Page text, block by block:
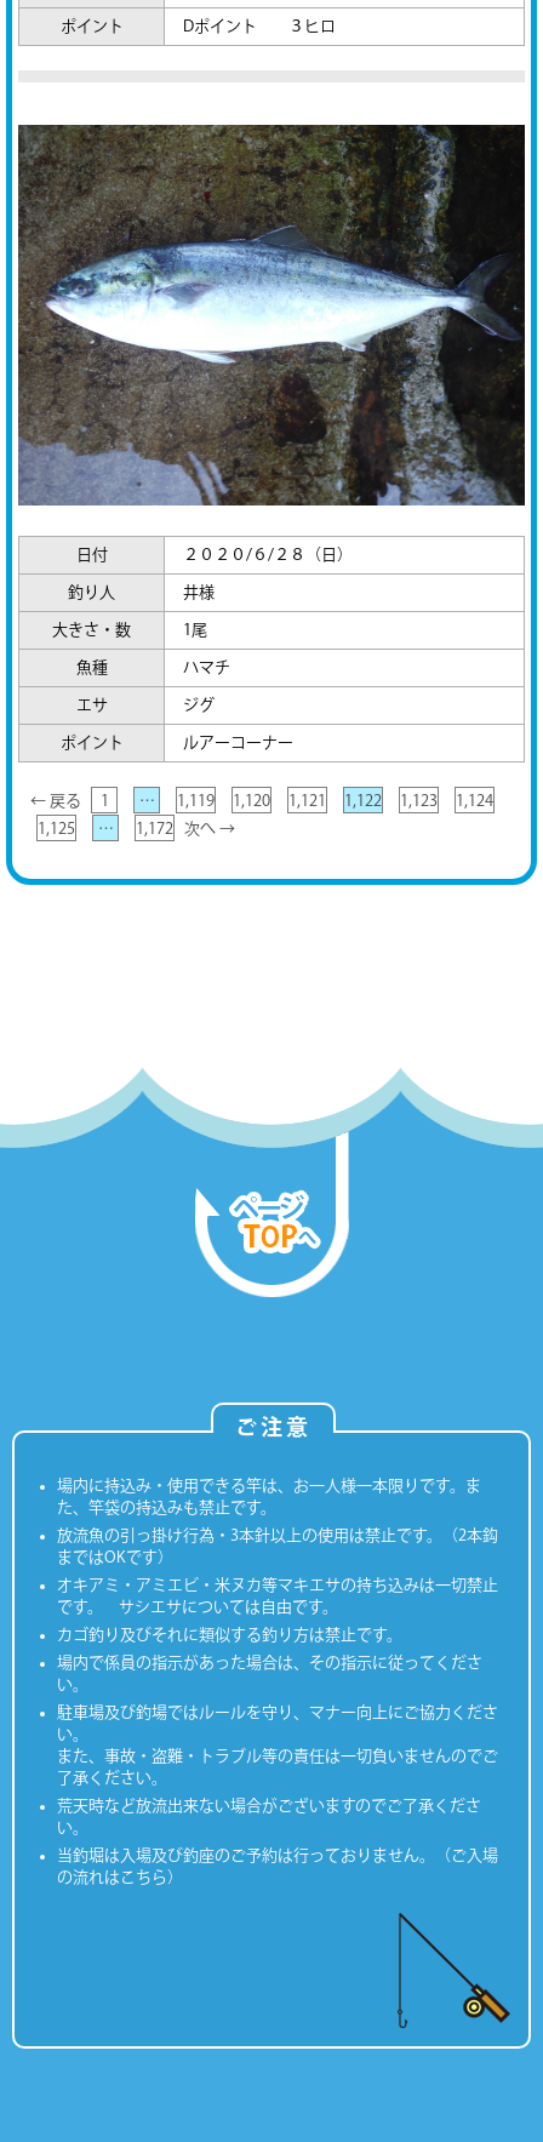
ポイント Dポイント ３ヒロ
日付 ２０２０/６/２８（日）
釣り人 井様
大きさ・数 1尾
魚種 ハマチ
エサ ジグ
ポイント ルアーコーナー
← 戻る 1 … 1,119 1,120 1,121 1,122 1,123
1,124
1,125
… 1,172 次へ →
ご注意
場内に持込み・使用できる竿は、お一人様一本限りです。ま
た、竿袋の持込みも禁止です。
放流魚の引っ掛け行為・3本針以上の使用は禁止です。（2本鈎
まではOKです）
オキアミ・アミエビ・米ヌカ等マキエサの持ち込みは一切禁止
です。 サシエサについては自由です。
カゴ釣り及びそれに類似する釣り方は禁止です。
場内で係員の指示があった場合は、その指示に従ってくださ
い。
駐車場及び釣場ではルールを守り、マナー向上にご協力くださ
い。
また、事故・盗難・トラブル等の責任は一切負いませんのでご
了承ください。
荒天時など放流出来ない場合がございますのでご了承くださ
い。
当釣堀は入場及び釣座のご予約は行っておりません。（ご入場
の流れはこちら）